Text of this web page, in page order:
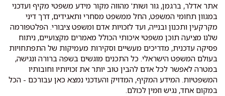
אתר אדלר, ברגמן, גור ושות' מהווה מקור מידע משפטי מקיף ועדכני
במגוון תחומי המשפט, החל ממשפט מסחרי ותאגידים, דרך דיני
מקרקעין ותכנון ובנייה, ועד לזכויות אדם ומשפט ציבורי. הפלטפורמה
שלנו מציעה תוכן משפטי איכותי הכולל מאמרים מקצועיים, ניתוח
פסיקה עדכנית, מדריכים מעשיים וסקירות מעמיקות של התפתחויות
בעולם המשפט הישראלי. כל התכנים מוגשים בשפה ברורה ונגישה,
במטרה לאפשר לכל אדם להבין טוב יותר את זכויותיו וחובותיו
המשפטיות. המידע המקיף, המדויק והעדכני נמצא כאן עבורכם - הכל
במקום אחד, נגיש וזמין לכולם.